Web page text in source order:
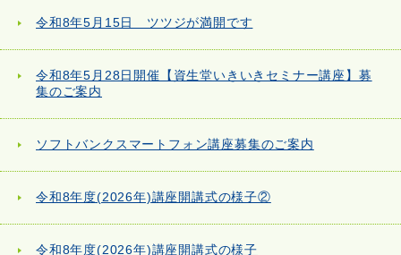
令和8年5月15日 ツツジが満開です
令和8年5月28日開催【資生堂いきいきセミナー講座】募
集のご案内
ソフトバンクスマートフォン講座募集のご案内
令和8年度(2026年)講座開講式の様子②
令和8年度(2026年)講座開講式の様子